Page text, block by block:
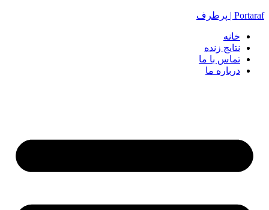
Portaraf | پرطرف
خانه
نتایج زنده
تماس با ما
درباره ما